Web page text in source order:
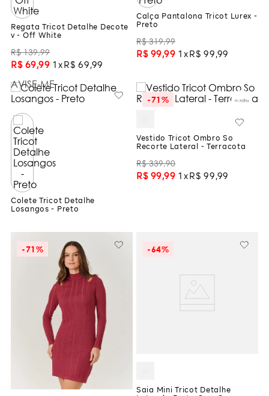
Regata Tricot Detalhe Decote
v - Off White
R$ 139,99
R$ 69,99 1 R$ 69 ,99
Calça Pantalona Tricot Lurex -
Preto
R$ 319,99
R$ 99,99 1 R$ 99 ,99
AVISE-ME
Colete Tricot Detalhe
Losangos - Preto
-71%
Vestido Tricot Ombro So
Recorte Lateral - Terracota
R$ 339,90
R$ 99,99 1 R$ 99 ,99
-71% -64%
Saia Mini Tricot Detalhe